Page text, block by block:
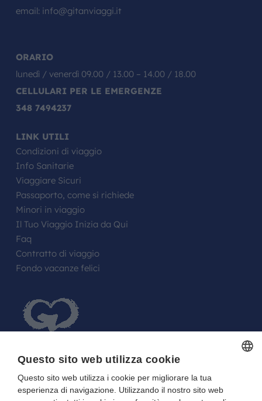
email: info@gitanviaggi.it
ORARIO
lunedì / venerdì 09.00 / 13.00 – 14.00 / 18.00
CELLULARI PER LE EMERGENZE
348 7494237
LINK UTILI
Condizioni di viaggio
Info Sanitarie
Viaggiare Sicuri
Passaporto, come si richiede
Minori in viaggio
Il Tuo Viaggio Inizia da Qui
Faq
Contratto di viaggio
Fondo vacanze felici
FARE UN REGALO AGLI SPOSI O A UN
Questo sito web utilizza cookie
Questo sito web utilizza i cookie per migliorare la tua
esperienza di navigazione. Utilizzando il nostro sito web